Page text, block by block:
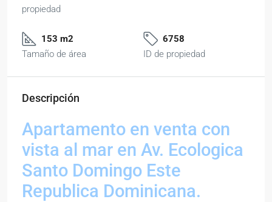
propiedad
153 m2
Tamaño de área
6758
ID de propiedad
Descripción
Apartamento en venta con
vista al mar en Av. Ecologica
Santo Domingo Este
Republica Dominicana.